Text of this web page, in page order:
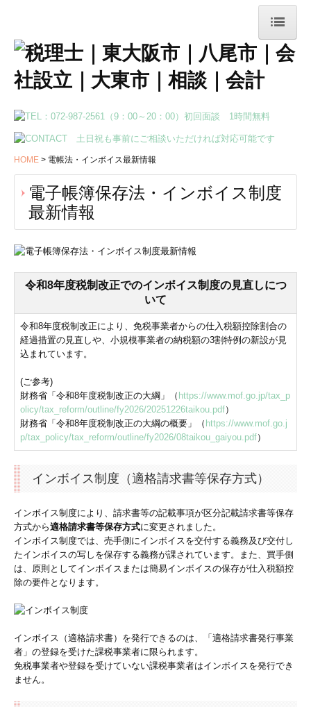
HOME
事務所案内
当事務所の特長
会社設立・開業支援
個人のお客様へ
建設業・製造業のお客様
クリニック・介護業のお客様
料金について
採用情報
お知らせ・お役立ち情報
税務用語集
税金・経営・会計のニュース
過去のニュース
HOME 電帳法・インボイス最新情報
電子帳簿保存法・インボイス制度
最新情報
令和8年度税制改正でのインボイス制度の見直しにつ
いて
令和8年度税制改正により、免税事業者からの仕入税額控除割合の
経過措置の見直しや、小規模事業者の納税額の3割特例の新設が見
込まれています。
(ご参考)
財務省「令和8年度税制改正の大綱」（ https://www.mof.go.jp/tax_p
olicy/tax_reform/outline/fy2026/20251226taikou.pdf）
財務省「令和8年度税制改正の大綱の概要」（ https://www.mof.go.j
p/tax_policy/tax_reform/outline/fy2026/08taikou_gaiyou.pdf）
インボイス制度（適格請求書等保存方式）
インボイス制度により、請求書等の記載事項が区分記載請求書等保存
方式から適格請求書等保存方式に変更されました。
インボイス制度では、売手側にインボイスを交付する義務及び交付し
たインボイスの写しを保存する義務が課されています。また、買手側
は、原則としてインボイスまたは簡易インボイスの保存が仕入税額控
除の要件となります。
インボイス（適格請求書）を発行できるのは、「適格請求書発行事業
者」の登録を受けた課税事業者に限られます。
免税事業者や登録を受けていない課税事業者はインボイスを発行でき
ません。